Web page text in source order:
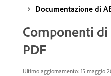
Documentazione di
Componenti
PDF
Ultimo aggiornamento: 15 maggio